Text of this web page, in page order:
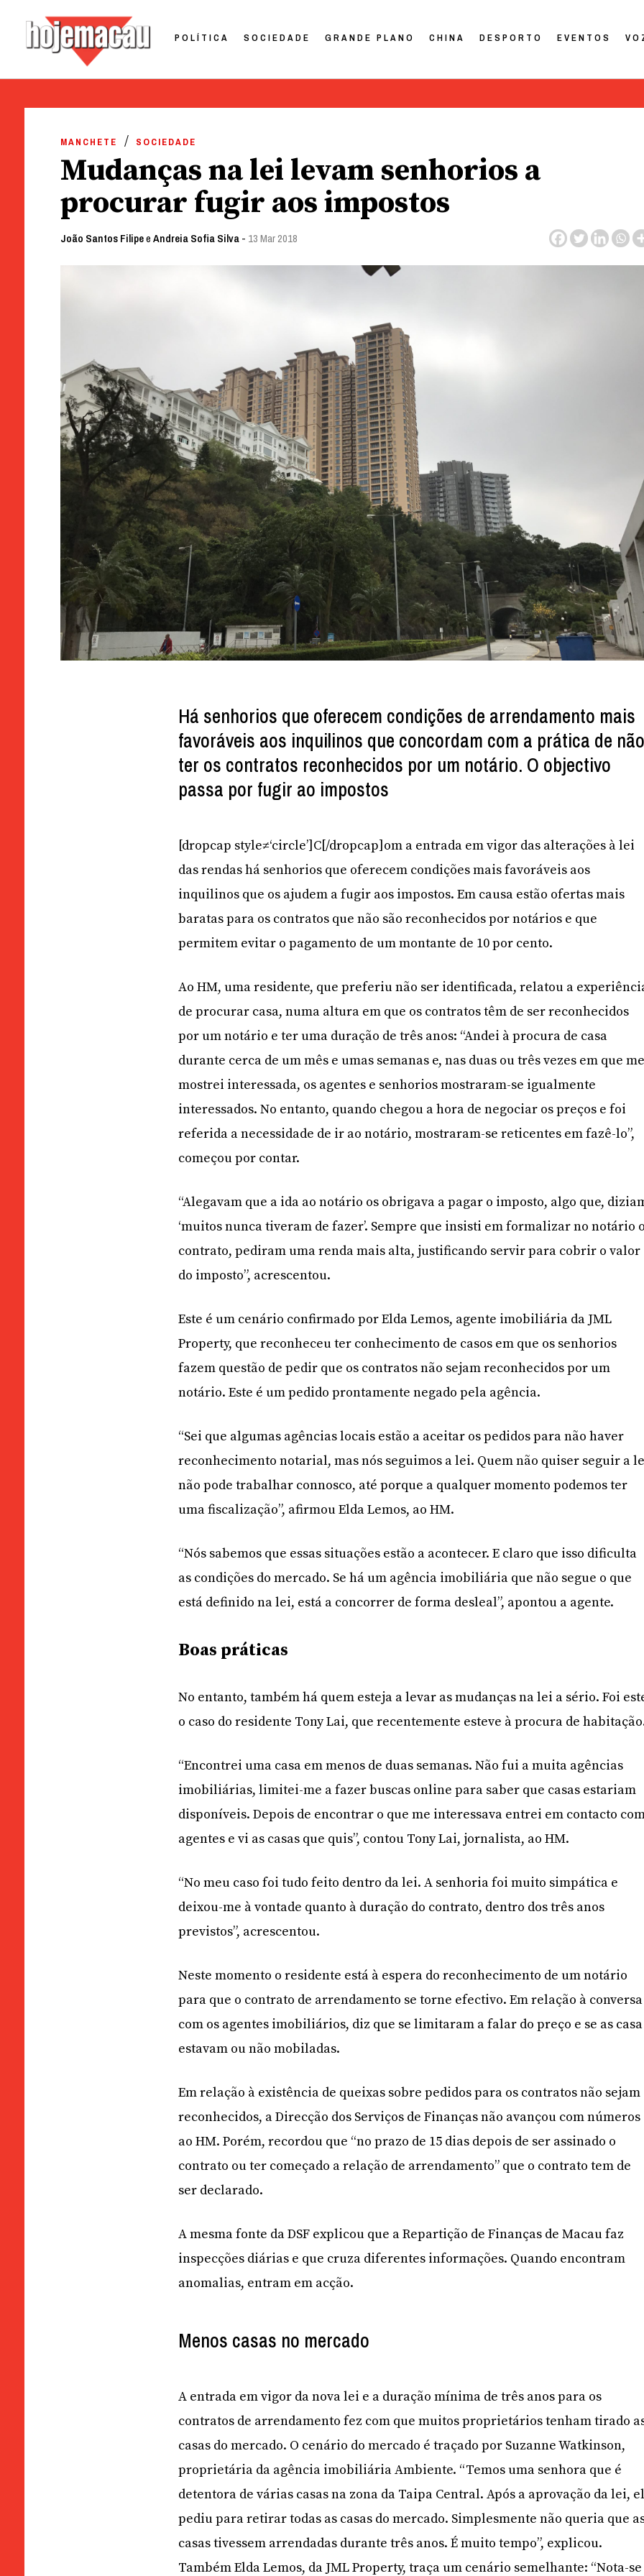
POLÍTICA SOCIEDADE GRANDE PLANO CHINA DESPORTO EVENTOS
MANCHETE SOCIEDADE
Mudanças na lei levam senhorios a
procurar fugir aos impostos
João Santos FilipeeAndreia Sofia Silva- 13 Mar 2018
Há senhorios que oferecem condições de arrendamento mais
favoráveis aos inquilinos que concordam com a prática de
ter os contratos reconhecidos por um notário. O objectivo
passa por fugir ao impostos
[dropcap style≠‘circle’]C[/dropcap]om a entrada em vigor das alterações à lei
das rendas há senhorios que oferecem condições mais favoráveis aos
inquilinos que os ajudem a fugir aos impostos. Em causa estão ofertas mais
baratas para os contratos que não são reconhecidos por notários e que
permitem evitar o pagamento de um montante de 10 por cento.
Ao HM, uma residente, que preferiu não ser identificada, relatou a
de procurar casa, numa altura em que os contratos têm de ser reconhecidos
por um notário e ter uma duração de três anos: “Andei à procura de casa
durante cerca de um mês e umas semanas e, nas duas ou três vezes em que
mostrei interessada, os agentes e senhorios mostraram-se igualmente
interessados. No entanto, quando chegou a hora de negociar os preços e foi
referida a necessidade de ir ao notário, mostraram-se reticentes em fazê-lo”,
começou por contar.
“Alegavam que a ida ao notário os obrigava a pagar o imposto, algo que,
‘muitos nunca tiveram de fazer’. Sempre que insisti em formalizar no notário
contrato, pediram uma renda mais alta, justificando servir para cobrir o valor
do imposto”, acrescentou.
Este é um cenário confirmado por Elda Lemos, agente imobiliária da JML
Property, que reconheceu ter conhecimento de casos em que os senhorios
fazem questão de pedir que os contratos não sejam reconhecidos por um
notário. Este é um pedido prontamente negado pela agência.
“Sei que algumas agências locais estão a aceitar os pedidos para não haver
reconhecimento notarial, mas nós seguimos a lei. Quem não quiser seguir a
não pode trabalhar connosco, até porque a qualquer momento podemos ter
uma fiscalização”, afirmou Elda Lemos, ao HM.
“Nós sabemos que essas situações estão a acontecer. E claro que isso dificulta
as condições do mercado. Se há um agência imobiliária que não segue o que
está definido na lei, está a concorrer de forma desleal”, apontou a agente.
Boas práticas
No entanto, também há quem esteja a levar as mudanças na lei a sério. Foi
o caso do residente Tony Lai, que recentemente esteve à procura de
“Encontrei uma casa em menos de duas semanas. Não fui a muita agências
imobiliárias, limitei-me a fazer buscas online para saber que casas estariam
disponíveis. Depois de encontrar o que me interessava entrei em contacto
agentes e vi as casas que quis”, contou Tony Lai, jornalista, ao HM.
“No meu caso foi tudo feito dentro da lei. A senhoria foi muito simpática e
deixou-me à vontade quanto à duração do contrato, dentro dos três anos
previstos”, acrescentou.
Neste momento o residente está à espera do reconhecimento de um notário
para que o contrato de arrendamento se torne efectivo. Em relação à conversa
com os agentes imobiliários, diz que se limitaram a falar do preço e se as casa
estavam ou não mobiladas.
Em relação à existência de queixas sobre pedidos para os contratos não sejam
reconhecidos, a Direcção dos Serviços de Finanças não avançou com números
ao HM. Porém, recordou que “no prazo de 15 dias depois de ser assinado o
contrato ou ter começado a relação de arrendamento” que o contrato tem de
ser declarado.
A mesma fonte da DSF explicou que a Repartição de Finanças de Macau faz
inspecções diárias e que cruza diferentes informações. Quando encontram
anomalias, entram em acção.
Menos casas no mercado
A entrada em vigor da nova lei e a duração mínima de três anos para os
contratos de arrendamento fez com que muitos proprietários tenham tirado
casas do mercado. O cenário do mercado é traçado por Suzanne Watkinson,
proprietária da agência imobiliária Ambiente. “Temos uma senhora que é
detentora de várias casas na zona da Taipa Central. Após a aprovação da lei,
pediu para retirar todas as casas do mercado. Simplesmente não queria que
casas tivessem arrendadas durante três anos. É muito tempo”, explicou.
Também Elda Lemos, da JML Property, traça um cenário semelhante: “Nota-se